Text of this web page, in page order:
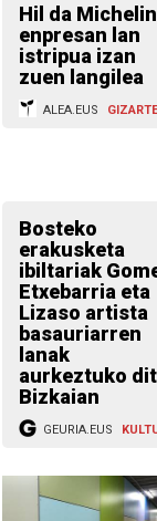
Hil da Michelin
enpresan lan
istripua izan
zuen langilea
ALEA.EUS
Bosteko
erakusketa
ibiltariak Gomez,
Etxebarria eta
Lizaso artista
basauriarren
lanak
aurkeztuko ditu
Bizkaian
GEURIA.EUS